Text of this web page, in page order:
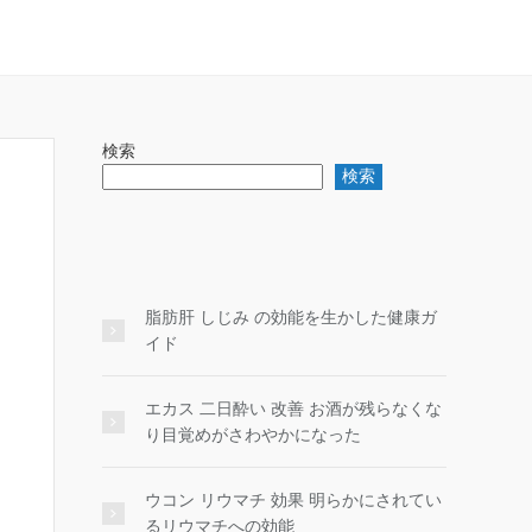
検索
検索
脂肪肝 しじみ の効能を生かした健康ガ
イド
エカス 二日酔い 改善 お酒が残らなくな
り目覚めがさわやかになった
ウコン リウマチ 効果 明らかにされてい
るリウマチへの効能